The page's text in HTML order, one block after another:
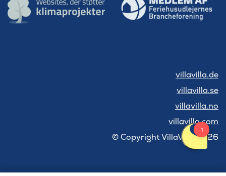
villavilla.de
villavilla.se
villavilla.no
villavilla.com
© Copyright VillaVilla 2026